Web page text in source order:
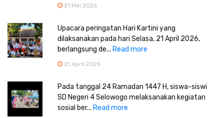
21 Mei 2026
Upacara peringatan Hari Kartini yang
dilaksanakan pada hari Selasa, 21 April 2026,
berlangsung de... Read more
21 April 2026
Pada tanggal 24 Ramadan 1447 H, siswa-siswi
SD Negeri 4 Selowogo melaksanakan kegiatan
sosial ber... Read more